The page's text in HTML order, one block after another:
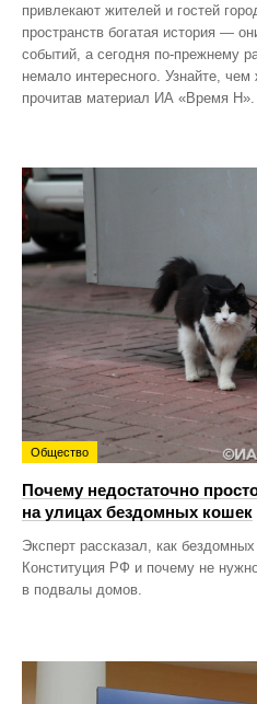
привлекают жителей и гостей
пространств богатая история —
событий, а сегодня по‑прежнему
немало интересного. Узнайте,
прочитав материал ИА «Время Н».
Общество
Почему недостаточно
на улицах бездомных кошек
Эксперт рассказал, как
Конституция РФ и почему не
в подвалы домов.